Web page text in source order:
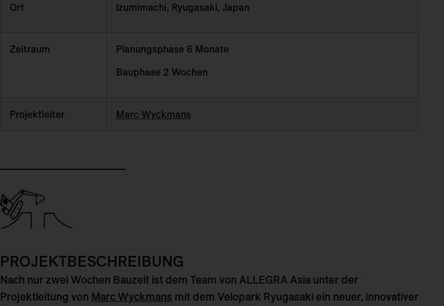
Ort Izumimachi, Ryugasaki, Japan
Zeitraum
Planungsphase 6 Monate
Bauphase 2 Wochen
Projektleiter Marc Wyckmans
PROJEKTBESCHREIBUNG
Nach nur zwei Wochen Bauzeit ist dem Team von ALLEGRA Asia unter der
Projektleitung von Marc Wyckmans mit dem Velopark Ryugasaki ein neuer, innovativer